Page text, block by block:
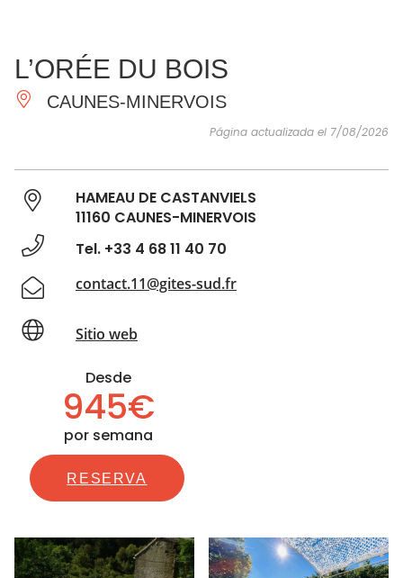
IMPRESCINDIBLES
HACER
L’ORÉE DU BOIS
CAUNES-MINERVOIS
Página actualizada el 7/08/2026
HAMEAU DE CASTANVIELS
11160 CAUNES-MINERVOIS
Tel. +33 4 68 11 40 70
contact.11@gites-sud.fr
Sitio web
Desde
945€
por semana
RESERVA